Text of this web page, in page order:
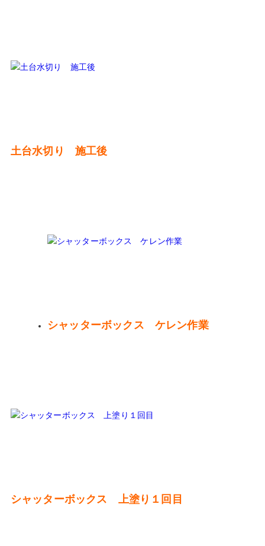
土台水切り 施工後
シャッターボックス ケレン作業
シャッターボックス 上塗り１回目